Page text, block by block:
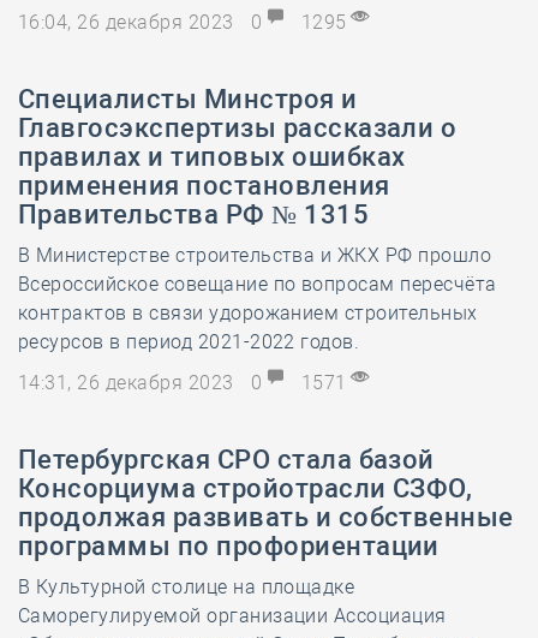
16:04, 26 декабря 2023
0 1295
Специалисты Минстроя и
Главгосэкспертизы рассказали о
правилах и типовых ошибках
применения постановления
Правительства РФ № 1315
В Министерстве строительства и ЖКХ РФ прошло
Всероссийское совещание по вопросам пересчёта
контрактов в связи удорожанием строительных
ресурсов в период 2021-2022 годов.
14:31, 26 декабря 2023
0 1571
Петербургская СРО стала базой
Консорциума стройотрасли СЗФО,
продолжая развивать и собственные
программы по профориентации
В Культурной столице на площадке
Саморегулируемой организации Ассоциация